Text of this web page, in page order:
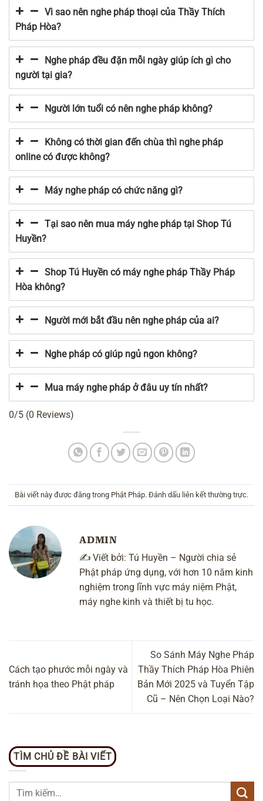
Vì sao nên nghe pháp thoại của Thầy Thích
Pháp Hòa?
Nghe pháp đều đặn mỗi ngày giúp ích gì cho
người tại gia?
Người lớn tuổi có nên nghe pháp không?
Không có thời gian đến chùa thì nghe pháp
online có được không?
Máy nghe pháp có chức năng gì?
Tại sao nên mua máy nghe pháp tại Shop Tú
Huyền?
Shop Tú Huyền có máy nghe pháp Thầy Pháp
Hòa không?
Người mới bắt đầu nên nghe pháp của ai?
Nghe pháp có giúp ngủ ngon không?
Mua máy nghe pháp ở đâu uy tín nhất?
0/5 (0 Reviews)
Bài viết này được đăng trong Phật Pháp. Đánh dấu liên kết thường trực.
ADMIN
✍️ Viết bởi: Tú Huyền – Người chia sẻ
Phật pháp ứng dụng, với hơn 10 năm kinh
nghiệm trong lĩnh vực máy niệm Phật,
máy nghe kinh và thiết bị tu học.
Cách tạo phước mỗi ngày và
tránh họa theo Phật pháp
So Sánh Máy Nghe Pháp
Thầy Thích Pháp Hòa Phiên
Bản Mới 2025 và Tuyển Tập
Cũ – Nên Chọn Loại Nào?
TÌM CHỦ ĐỀ BÀI VIẾT